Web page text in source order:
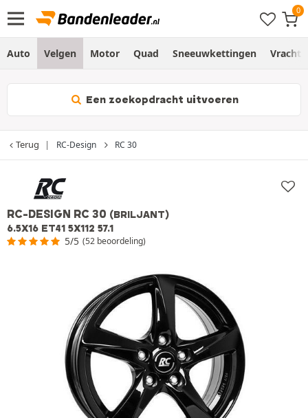
Auto Velgen Motor Quad Sneeuwkettingen
Een zoekopdracht uitvoeren
Terug RC-Design RC 30
RC-DESIGN RC 30 (BRILJANT)
6.5X16 ET41 5X112 57.1
5/5 (52 beoordeling)